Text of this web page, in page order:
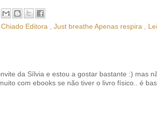
Chiado Editora Just breathe Apenas respira
da Sílvia e estou a gostar bastante :) mas
com ebooks se não tiver o livro físico.. é